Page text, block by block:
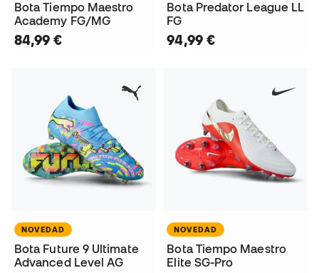
Bota Tiempo Maestro
Academy FG/MG
84,99 €
Bota Predator League LL
FG
94,99 €
NOVEDAD
Bota Future 9 Ultimate
Advanced Level AG
NOVEDAD
Bota Tiempo Maestro
Elite SG-Pro